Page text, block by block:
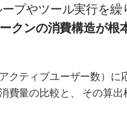
プやツール実行を繰
ークンの消費構造が根
クティブユーザー数）に
費量の比較と、 その算出